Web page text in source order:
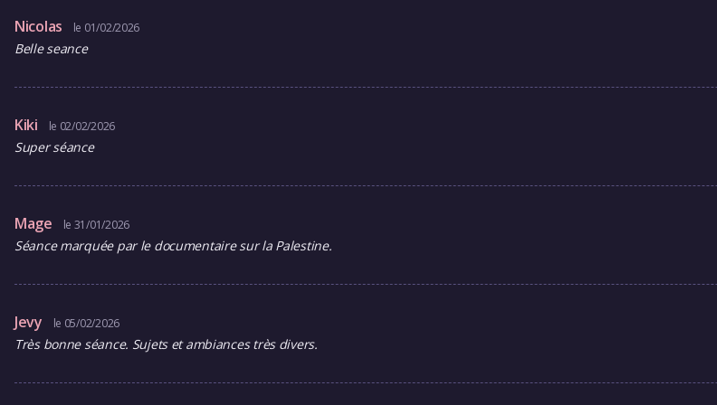
Nicolas le 01/02/2026
Belle seance
Kiki le 02/02/2026
Super séance
Mage le 31/01/2026
Séance marquée par le documentaire sur la Palestine.
Jevy le 05/02/2026
Très bonne séance. Sujets et ambiances très divers.